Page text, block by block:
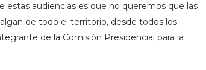
estas audiencias es que no queremos que las
de todo el territorio, desde todos los
de la Comisión Presidencial para la